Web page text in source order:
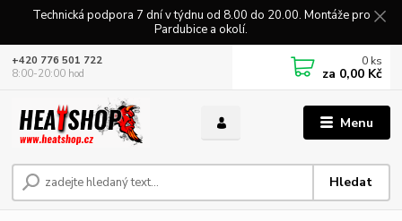
Technická podpora 7 dní v týdnu od 8.00 do 20.00. Montáže pro
Pardubice a okolí.
Menu
Hledat
+420 776 501 722
8:00-20:00 hod
0 ks
za 0,00 Kč